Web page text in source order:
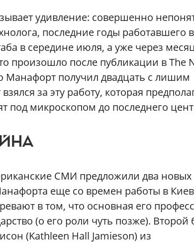
удивление: совершенно
последние годы работавшего в
в середине июля, а уже через
произошло после публикации в The
Манафорт получил двадцать с лишим
за эту работу, которая
под микроскопом до последнего
СМИ предложили два новых
еще со времен работы в
в том, что основная его
(о его роли чуть позже). Второй
(Kathleen Hall Jamieson) из